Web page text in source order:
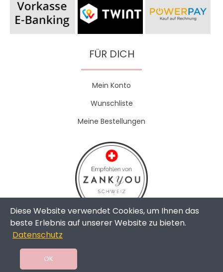
FÜR DICH
Mein Konto
Wunschliste
Meine Bestellungen
Copyright © 2024 - The Weddingshop | All Rights Reserved |
Diese Website verwendet Cookies, um Ihnen das
beste Erlebnis auf unserer Website zu bieten.
Datenschutz
OK